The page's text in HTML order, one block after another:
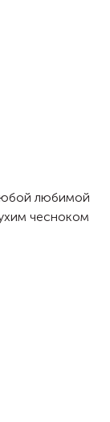
любимой
чесноком